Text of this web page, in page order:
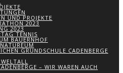
UND PROJEKTE
2023
2023
TENNIS
BAUERNHOF
GRUNDSCHULE CADENBERGE
– WIR WAREN AUCH